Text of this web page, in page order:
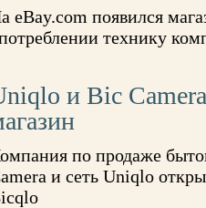
eBay.com появился
технику
и Bic
по продаже
и сеть Uniqlo